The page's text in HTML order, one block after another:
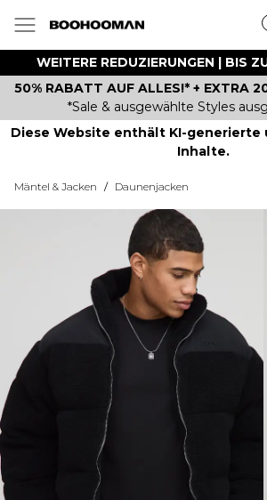
WEITERE REDUZIERUNGEN | BIS
50% RABATT AUF ALLES!* + EXTRA
*Sale & ausgewählte Styles
Diese Website enthält KI-generierte
Inhalte.
Mäntel & Jacken / Daunenjacken